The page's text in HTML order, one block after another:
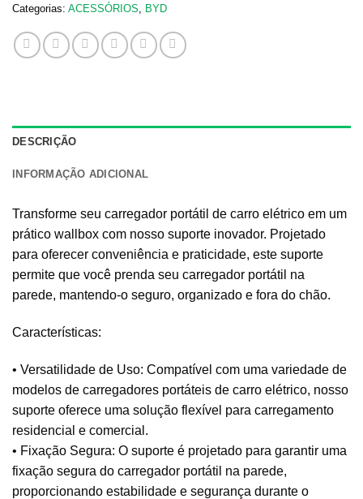
Categorias: ACESSÓRIOS, BYD
DESCRIÇÃO
INFORMAÇÃO ADICIONAL
Transforme seu carregador portátil de carro elétrico em um
prático wallbox com nosso suporte inovador. Projetado
para oferecer conveniência e praticidade, este suporte
permite que você prenda seu carregador portátil na
parede, mantendo-o seguro, organizado e fora do chão.
Características:
• Versatilidade de Uso: Compatível com uma variedade de
modelos de carregadores portáteis de carro elétrico, nosso
suporte oferece uma solução flexível para carregamento
residencial e comercial.
• Fixação Segura: O suporte é projetado para garantir uma
fixação segura do carregador portátil na parede,
proporcionando estabilidade e segurança durante o